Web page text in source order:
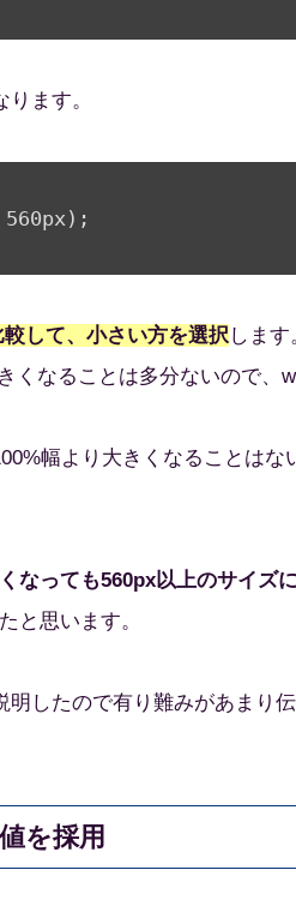
ます。
560px);
して、小さい方を選択します
くなることは多分ないので、
幅より大きくなることはな
なっても560px以上のサイズ
と思います。
したので有り難みがあまり
を採用